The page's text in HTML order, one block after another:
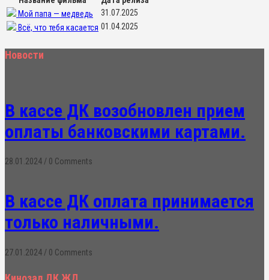
Мой папа — медведь
31.07.2025
Всё, что тебя касается 01.04.2025
Новости
В кассе ДК возобновлен прием
оплаты банковскими картами.
28.01.2024 / 0 Comments
В кассе ДК оплата принимается
только наличными.
27.01.2024 / 0 Comments